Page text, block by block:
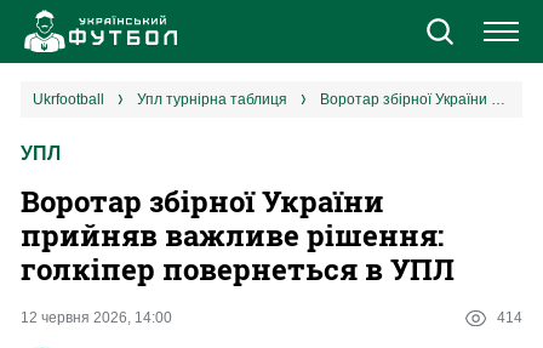
Новини
Єврокубки
УПЛ
ukrfootball упл турнірна таблиця Воротар збірної України прийняв важливе рішення: голкіпер повернеться в УПЛ
УПЛ
Воротар збірної України
прийняв важливе рішення:
голкіпер повернеться в УПЛ
12 червня 2026, 14:00 414